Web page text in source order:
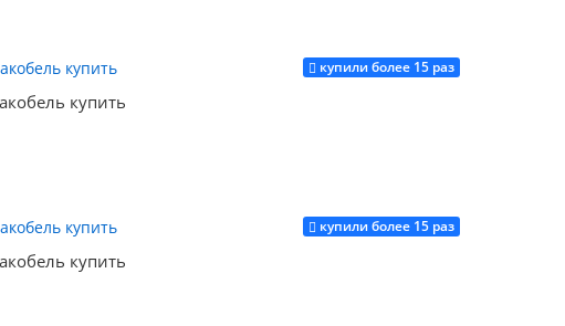
Купить
купили более 15 раз
купить
Купить
купили более 15 раз
купить